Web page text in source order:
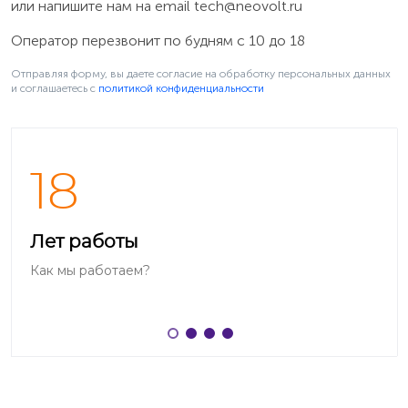
Если Android не работает или телефон не загружается,
то подключите зарядное устройство к телефону и
отпустите кнопку. На некоторых телефонах HTC
или напишите нам на email tech@neovolt.ru
Оператор перезвонит по будням с 10 до 18
Отправляя форму, вы даете согласие на обработку персональных данных
и соглашаетесь c политикой конфиденциальности
18
Лет работы
Как мы работаем?